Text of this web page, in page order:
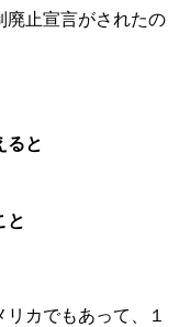
廃止宣言がされたの
と
と
カでもあって、１